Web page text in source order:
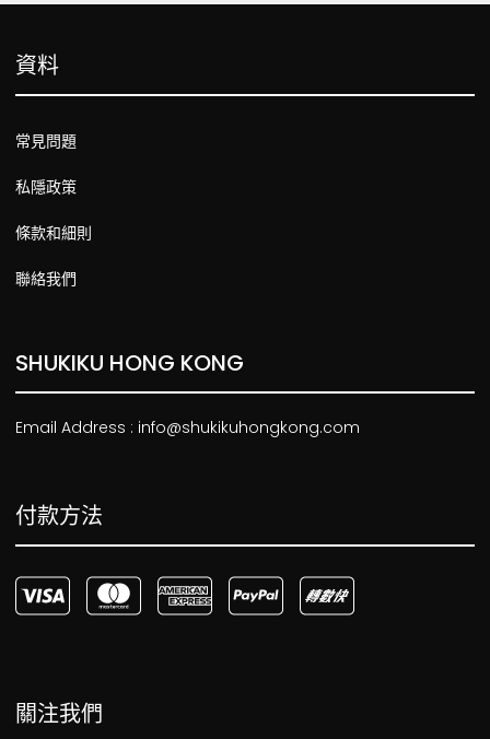
資料
常見問題
私隱政策
條款和細則
聯絡我們
SHUKIKU HONG KONG
Email Address : info@shukikuhongkong.com
付款方法
關注我們